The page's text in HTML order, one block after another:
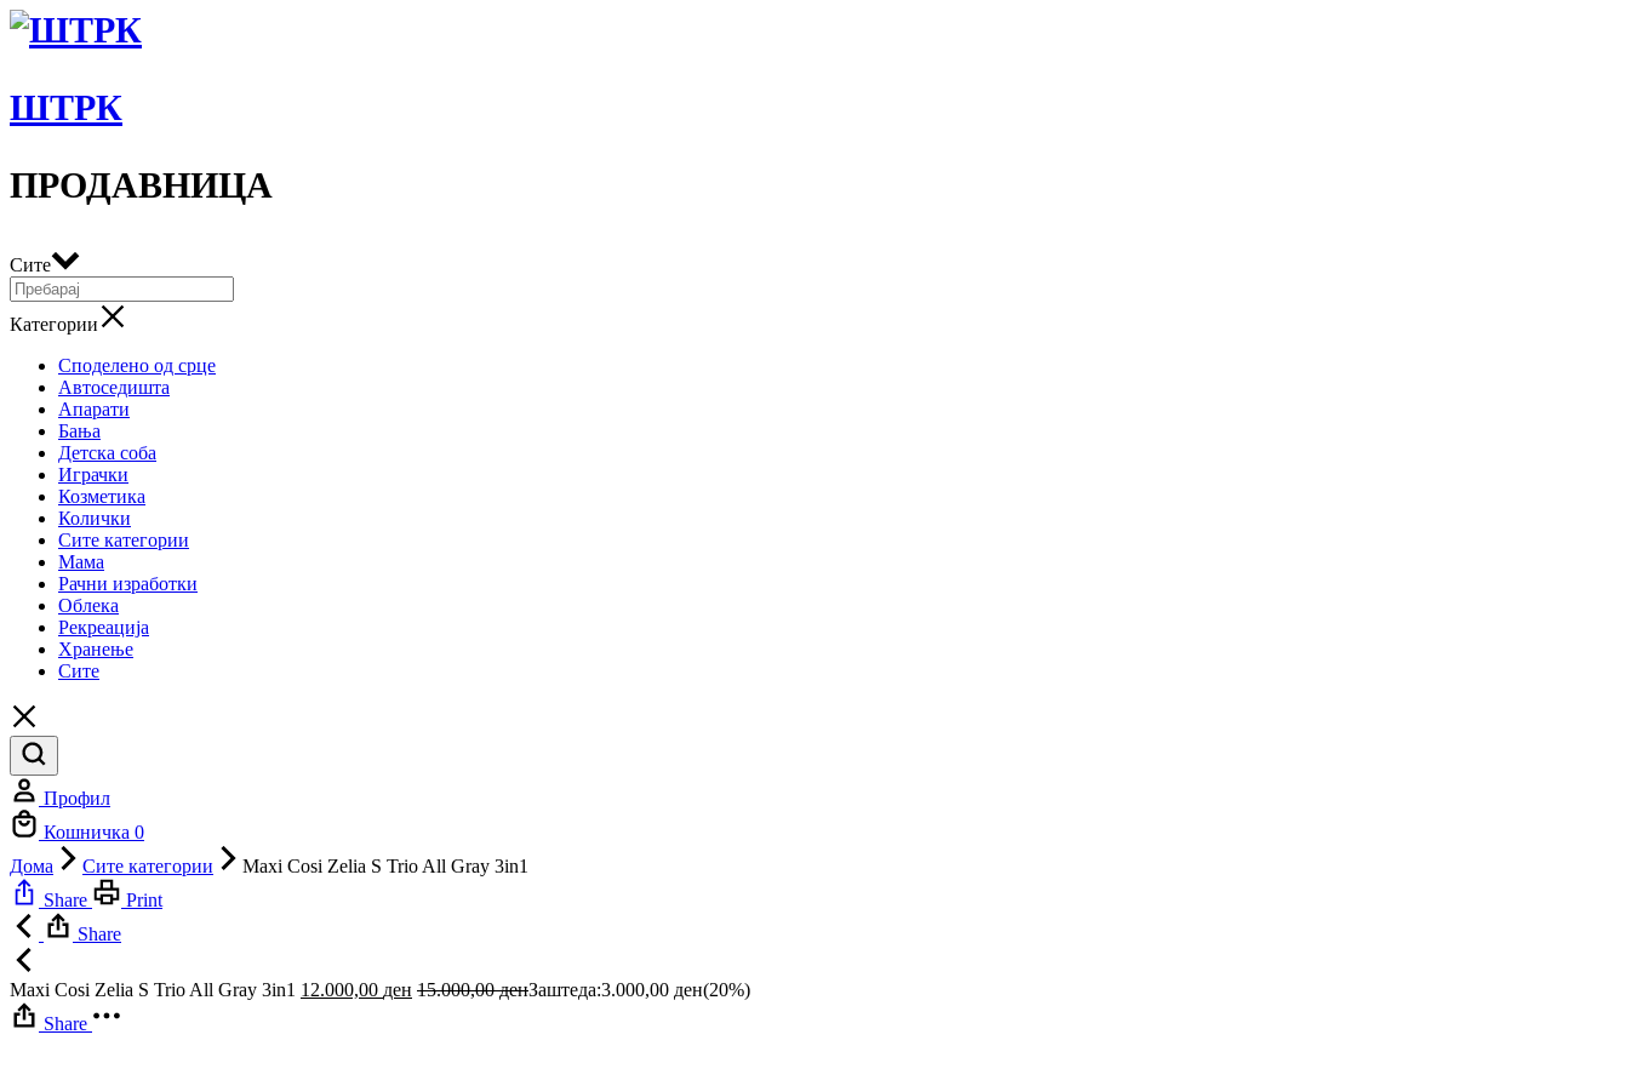
ШТРК
ПРОДАВНИЦА
Сите
Категории
Споделено од срце
Автоседишта
Апарати
Бања
Детска соба
Играчки
Козметика
Колички
Сите категории
Мама
Рачни изработки
Облека
Рекреација
Хранење
Сите
Профил
Кошничка 0
Дома
Сите категории
Maxi Cosi Zelia S Trio All Gray 3in1
Share
Print
Share
Maxi Cosi Zelia S Trio All Gray 3in1 12.000,00 ден 15.000,00денЗаштеда:3.000,00 ден(20%)
Share